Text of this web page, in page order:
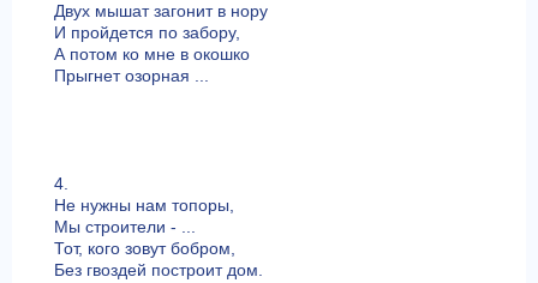
Двух мышат загонит в нору
И пройдется по забору,
А потом ко мне в окошко
Прыгнет озорная ...
4.
Не нужны нам топоры,
Мы строители - ...
Тот, кого зовут бобром,
Без гвоздей построит дом.